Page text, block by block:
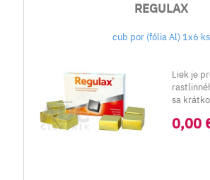
REGULAX
cub por (fólia Al) 1x6 ks
Liek je
sa
0,00